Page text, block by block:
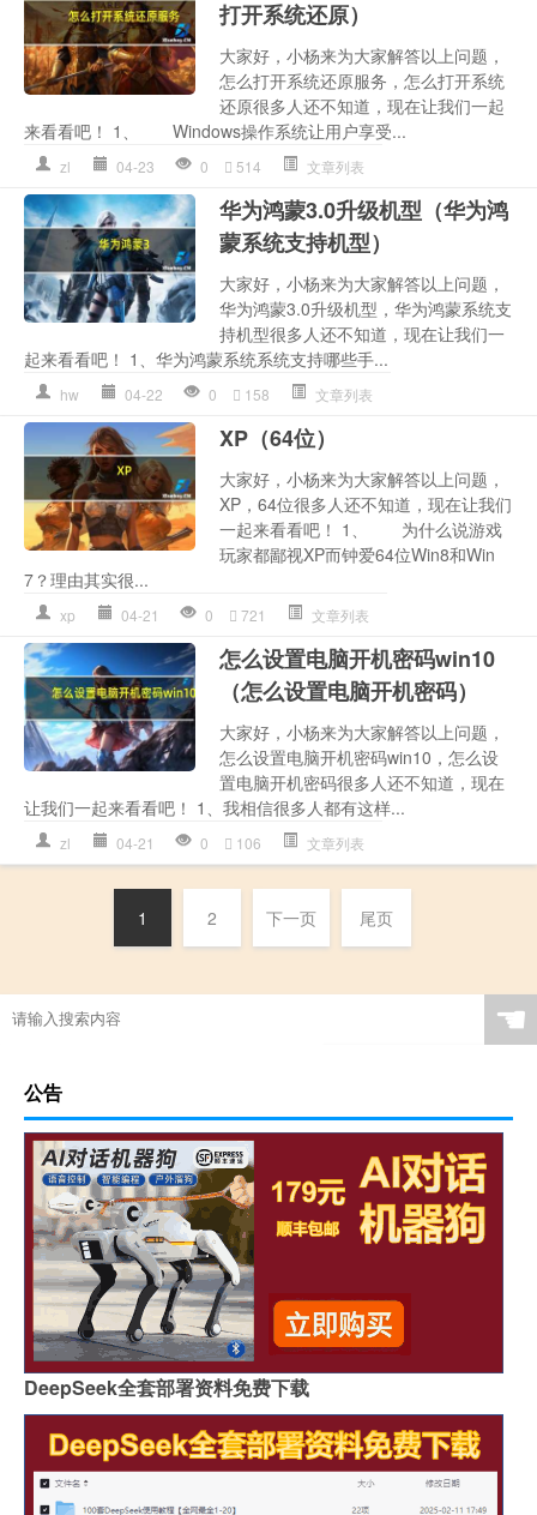
打开系统还原）
大家好，小杨来为大家解答以上问题，
怎么打开系统还原服务，怎么打开系统
还原很多人还不知道，现在让我们一起
来看看吧！ 1、 Windows操作系统让用户享受...
zl 04-23 0 514 文章列表
华为鸿蒙3.0升级机型（华为鸿
蒙系统支持机型）
大家好，小杨来为大家解答以上问题，
华为鸿蒙3.0升级机型，华为鸿蒙系统支
持机型很多人还不知道，现在让我们一
起来看看吧！ 1、华为鸿蒙系统系统支持哪些手...
hw 04-22 0 158 文章列表
XP（64位）
大家好，小杨来为大家解答以上问题，
XP，64位很多人还不知道，现在让我们
一起来看看吧！ 1、 为什么说游戏
玩家都鄙视XP而钟爱64位Win8和Win
7？理由其实很...
xp 04-21 0 721 文章列表
怎么设置电脑开机密码win10
（怎么设置电脑开机密码）
大家好，小杨来为大家解答以上问题，
怎么设置电脑开机密码win10，怎么设
置电脑开机密码很多人还不知道，现在
让我们一起来看看吧！ 1、我相信很多人都有这样...
zl 04-21 0 106 文章列表
1 2 下一页 尾页
☚
公告
DeepSeek全套部署资料免费下载